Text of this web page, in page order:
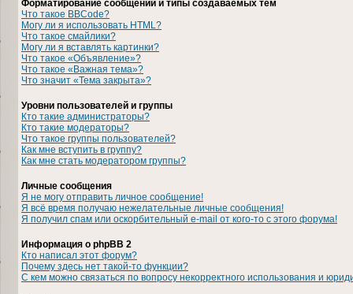
Форматирование сообщений и типы создаваемых тем
Что такое BBCode?
Могу ли я использовать HTML?
Что такое смайлики?
Могу ли я вставлять картинки?
Что такое «Объявление»?
Что такое «Важная тема»?
Что значит «Тема закрыта»?
Уровни пользователей и группы
Кто такие администраторы?
Кто такие модераторы?
Что такое группы пользователей?
Как мне вступить в группу?
Как мне стать модератором группы?
Личные сообщения
Я не могу отправить личное сообщение!
Я всё время получаю нежелательные личные сообщения!
Я получил спам или оскорбительный e-mail от кого-то с этого форума!
Информация о phpBB 2
Кто написал этот форум?
Почему здесь нет такой-то функции?
С кем можно связаться по вопросу некорректного использования и